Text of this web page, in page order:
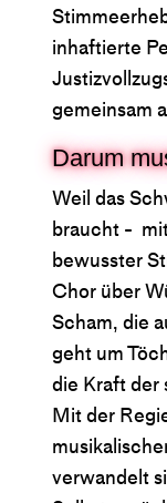
inhaftierte
gemeinsam
Darum
Weil das
braucht -
bewusster
Chor über
Scham, die
geht um
die Kraft der
Mit der
verwandelt